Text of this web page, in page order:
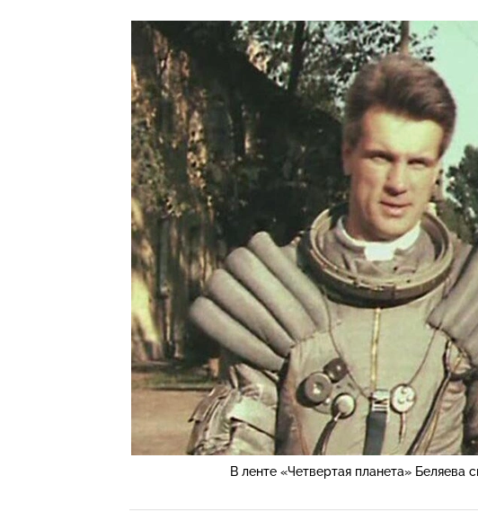
В ленте «Четвертая планета» Беляева